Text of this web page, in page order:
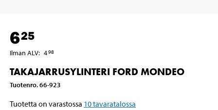
625
Ilman ALV: 498
TAKAJARRUSYLINTERI FORD MONDEO
Tuotenro.66-923
Tuotetta on varastossa 10tavaratalossa